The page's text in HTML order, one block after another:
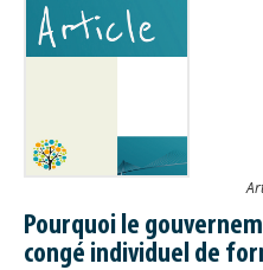
Pourquoi le
congé individuel de